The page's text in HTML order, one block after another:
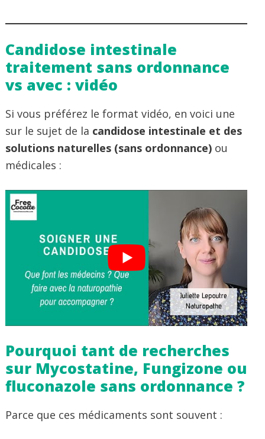
Candidose intestinale
traitement sans ordonnance
vs avec : vidéo
Si vous préférez le format vidéo, en voici une
sur le sujet de la candidose intestinale et des
solutions naturelles (sans ordonnance) ou
médicales :
Pourquoi tant de recherches
sur Mycostatine, Fungizone ou
fluconazole sans ordonnance ?
Parce que ces médicaments sont souvent :